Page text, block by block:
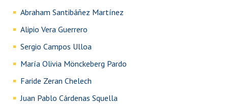
Abraham Santibáñez Martínez
Alipio Vera Guerrero
Sergio Campos Ulloa
María Olivia Mönckeberg Pardo
Faride Zeran Chelech
Juan Pablo Cárdenas Squella